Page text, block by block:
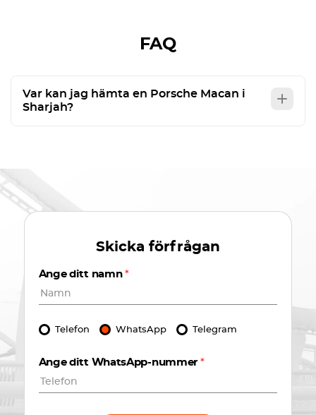
FAQ
Var kan jag hämta en Porsche Macan i
Sharjah?
Skicka förfrågan
Ange ditt namn*
Telefon WhatsApp Telegram
Ange ditt WhatsApp-nummer *